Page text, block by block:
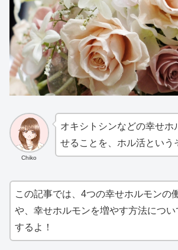
Chiko
オキシトシンなどの幸せホ
せることを、ホル活という
この記事では、4つの幸せホルモンの
や、幸せホルモンを増やす方法につい
するよ！